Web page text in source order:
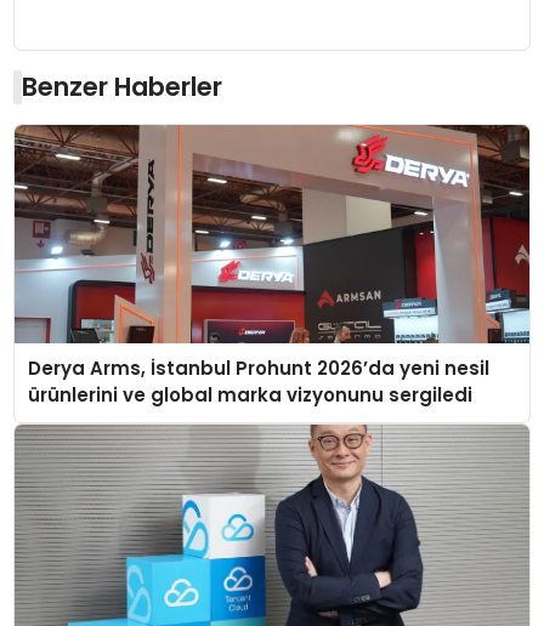
Benzer Haberler
Derya Arms, İstanbul Prohunt 2026’da yeni nesil
ürünlerini ve global marka vizyonunu sergiledi